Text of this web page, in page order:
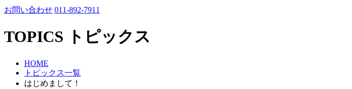
お問い合わせ 011-892-7911
TOPICS トピックス
HOME
トピックス一覧
はじめまして！